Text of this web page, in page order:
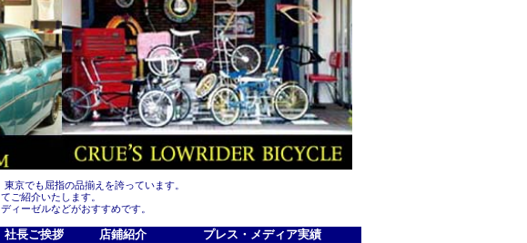
京でも屈指の品揃えを誇っています。
ご紹介いたします。
ィーゼルなどがおすすめです。
社長ご挨拶 店鋪紹介 プレス・メディア実績